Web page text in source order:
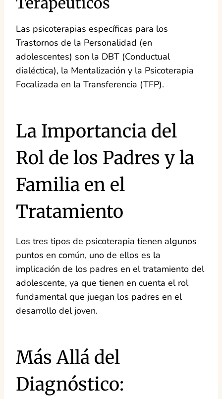
Las psicoterapias específicas para los
Trastornos de la Personalidad (en
adolescentes) son la DBT (Conductual
dialéctica), la Mentalización y la Psicoterapia
Focalizada en la Transferencia (TFP).
La Importancia del
Rol de los Padres y la
Familia en el
Tratamiento
Los tres tipos de psicoterapia tienen algunos
puntos en común, uno de ellos es la
implicación de los padres en el tratamiento del
adolescente, ya que tienen en cuenta el rol
fundamental que juegan los padres en el
desarrollo del joven.
Más Allá del
Diagnóstico: